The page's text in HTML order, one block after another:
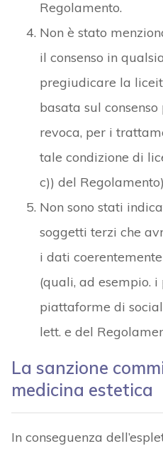
Regolamento.
Non è stato
il consenso in
pregiudicare la
basata sul
revoca, per i
tale condizione di
c)) del
Non sono stati
soggetti terzi che
i dati
(quali, ad esempio.
piattaforme di
lett. e del
La sanzione
medicina estetica
In conseguenza